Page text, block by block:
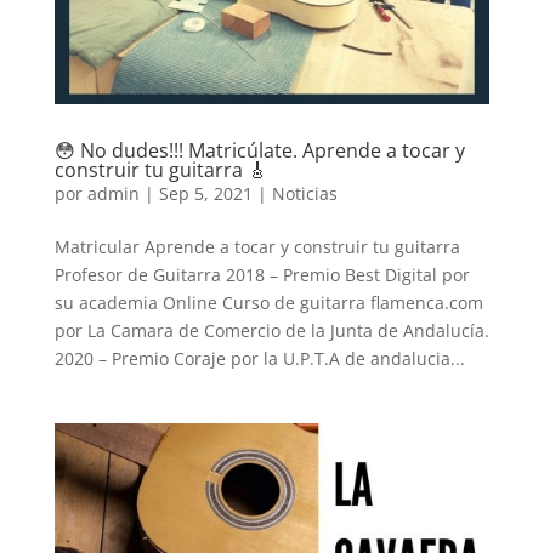
😳 No dudes!!! Matricúlate. Aprende a tocar y
construir tu guitarra 🎸
por admin | Sep 5, 2021 | Noticias
Matricular Aprende a tocar y construir tu guitarra
Profesor de Guitarra 2018 – Premio Best Digital por
su academia Online Curso de guitarra flamenca.com
por La Camara de Comercio de la Junta de Andalucía.
2020 – Premio Coraje por la U.P.T.A de andalucia...